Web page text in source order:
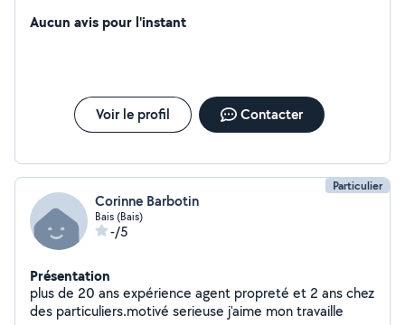
Aucun avis pour l'instant
Voir le profil Contacter
Particulier
Corinne Barbotin
Bais (Bais)
-/5
Présentation
plus de 20 ans expérience agent propreté et 2 ans chez
des particuliers.motivé serieuse j'aime mon travaille